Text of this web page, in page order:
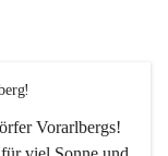
Vorarlbergs!